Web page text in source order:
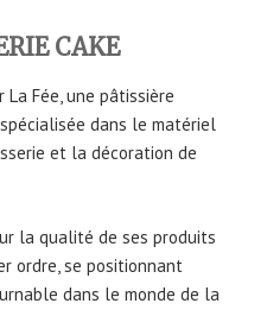
CAKE
La Fée, une pâtissière
dans le matériel
et la décoration de
la qualité de ses produits
ordre, se positionnant
dans le monde de la